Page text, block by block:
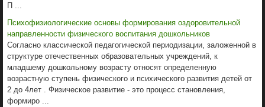
П ...
Психофизиологические основы формирования оздоровительной
направленности физического воспитания дошкольников
Согласно классической педагогической периодизации, заложенной в
структуре отечественных образовательных учреждений, к
младшему дошкольному возрасту относят определенную
возрастную ступень физического и психического развития детей от
2 до 4лет . Физическое развитие - это процесс становления,
формиро ...